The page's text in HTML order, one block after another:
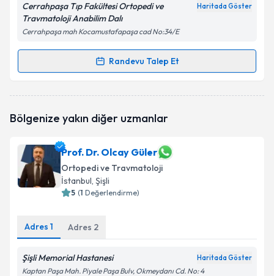
Cerrahpaşa Tıp Fakültesi Ortopedi ve
Travmatoloji Anabilim Dalı
Haritada Göster
Cerrahpaşa mah Kocamustafapaşa cad No:34/E
Randevu Talep Et
Randevu Takvimi Talebi
takvimi talebi oluşturun. Size bu uzmandan randevu
bilgilendireceğiz.
E-posta Adresiniz
Kişisel verilerimin işlenmesine ilişkin
Metni'ni okudum ve kişisel verilerimin belirtilen
kapsamda işlenmesini kabul ediyorum.
Bölgenize yakın diğer uzmanlar
Prof. Dr. Olcay Güler
Ortopedi ve Travmatoloji
İstanbul, Şişli
5 (1 Değerlendirme)
Adres 1 Adres 2
Şişli Memorial Hastanesi Haritada Göster
Kaptan Paşa Mah. Piyale Paşa Bulv, Okmeydanı Cd. No: 4